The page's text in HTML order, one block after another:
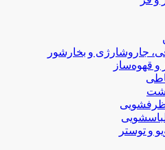
جاروشارژی و بخارشور
و قهوه‌ساز
ظرفشویی
و توستر